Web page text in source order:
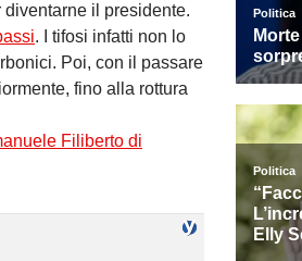
diventarne il presidente.
. I tifosi infatti non lo
Poi, con il passare
fino alla rottura
Filiberto di